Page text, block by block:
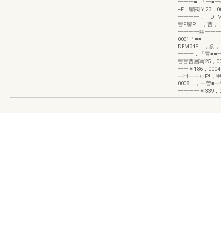
一一一■−「一■
−F，響閥￥23，
一一一一．
曹P響P．，曹，
一一一一幽一一
0001「■■一一
DFM34F，，罰
一一一．「冒■■
曹曹曹層写25，
一一￥186，
一門一一りF¶，
0008．，一曽■
一一一一￥339，